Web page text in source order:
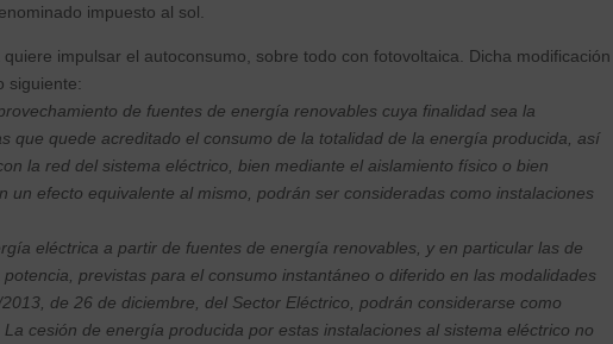
impuesto al sol.
impulsar el autoconsumo, sobre todo con fotovoltaica. Dicha modificación
siguiente:
de fuentes de energía renovables cuya finalidad sea la
que quede acreditado el consumo de la totalidad de la energía producida, así
la red del sistema eléctrico, bien mediante el aislamiento físico o bien
un efecto equivalente al mismo, podrán ser consideradas como instalaciones
eléctrica a partir de fuentes de energía renovables, y en particular las de
previstas para el consumo instantáneo o diferido en las modalidades
de 26 de diciembre, del Sector Eléctrico, podrán considerarse como
cesión de energía producida por estas instalaciones al sistema eléctrico no